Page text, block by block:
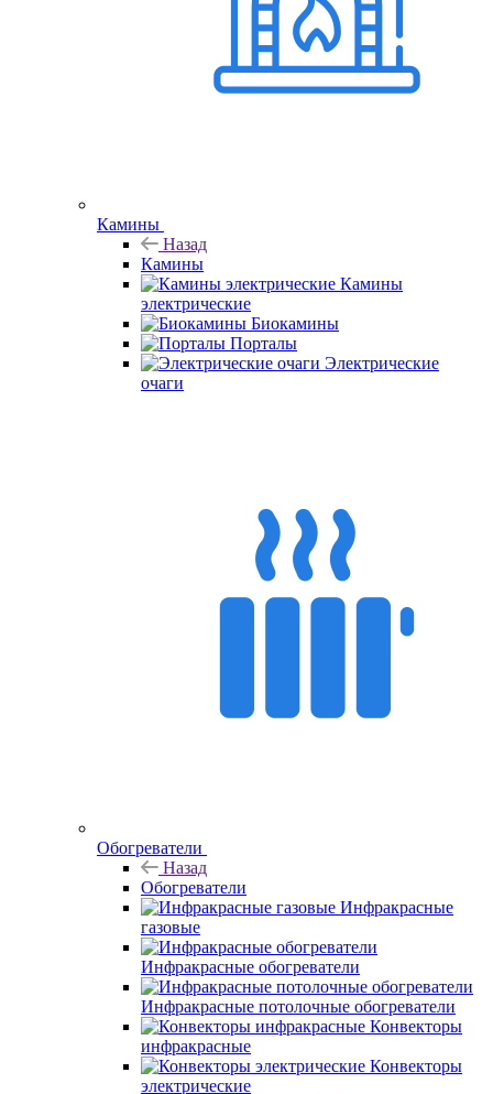
Камины
Назад
Камины
Камины
электрические
Биокамины
Порталы
Электрические
очаги
Обогреватели
Назад
Обогреватели
Инфракрасные
газовые
Инфракрасные обогреватели
Инфракрасные потолочные обогреватели
Конвекторы
инфракрасные
Конвекторы
электрические